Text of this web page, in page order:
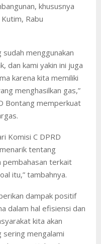
khususnya
Rabu
menggunakan
dan kami yakin ini juga
karena kita memiliki
menghasilkan gas,”
Bontang memperkuat
Komisi C DPRD
tentang
pembahasan terkait
itu,” tambahnya.
dampak positif
dalam hal efisiensi dan
kita akan
mengalami